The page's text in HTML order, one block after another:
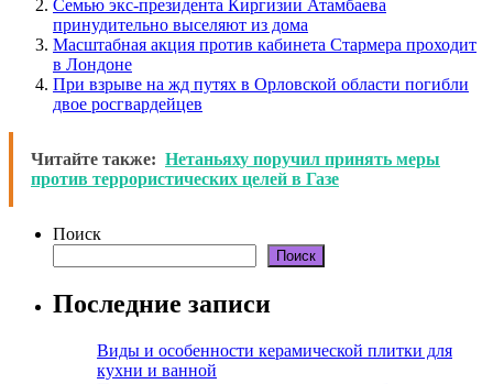
Семью экс-президента Киргизии Атамбаева
принудительно выселяют из дома
Масштабная акция против кабинета Стармера проходит
в Лондоне
При взрыве на жд путях в Орловской области погибли
двое росгвардейцев
Читайте также: Нетаньяху поручил принять меры
против террористических целей в Газе
Поиск
Поиск
Последние записи
Виды и особенности керамической плитки для
кухни и ванной